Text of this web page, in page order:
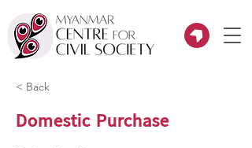
< Back
Domestic Purchase